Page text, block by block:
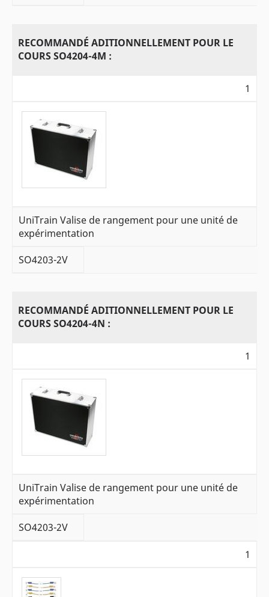
RECOMMANDÉ ADITIONNELLEMENT POUR LE
COURS SO4204-4M :
1
UniTrain Valise de rangement pour une unité de
expérimentation
SO4203-2V
RECOMMANDÉ ADITIONNELLEMENT POUR LE
COURS SO4204-4N :
1
UniTrain Valise de rangement pour une unité de
expérimentation
SO4203-2V
1